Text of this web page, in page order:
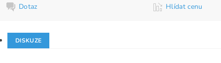
Dotaz
Hlídat cenu
DISKUZE